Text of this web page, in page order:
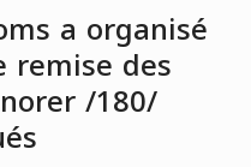
a organisé
remise des
/180/